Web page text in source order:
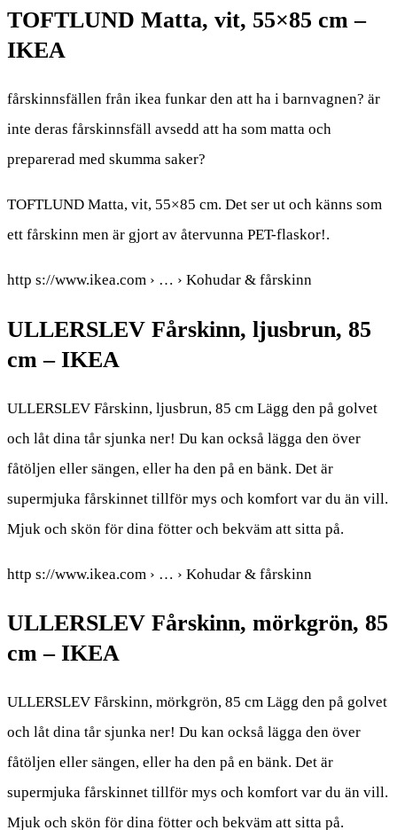
TOFTLUND Matta, vit, 55×85 cm –
IKEA
fårskinnsfällen från ikea funkar den att ha i barnvagnen? är
inte deras fårskinnsfäll avsedd att ha som matta och
preparerad med skumma saker?
TOFTLUND Matta, vit, 55×85 cm. Det ser ut och känns som
ett fårskinn men är gjort av återvunna PET-flaskor!.
http s://www.ikea.com › … › Kohudar & fårskinn
ULLERSLEV Fårskinn, ljusbrun, 85
cm – IKEA
ULLERSLEV Fårskinn, ljusbrun, 85 cm Lägg den på golvet
och låt dina tår sjunka ner! Du kan också lägga den över
fåtöljen eller sängen, eller ha den på en bänk. Det är
supermjuka fårskinnet tillför mys och komfort var du än vill.
Mjuk och skön för dina fötter och bekväm att sitta på.
http s://www.ikea.com › … › Kohudar & fårskinn
ULLERSLEV Fårskinn, mörkgrön, 85
cm – IKEA
ULLERSLEV Fårskinn, mörkgrön, 85 cm Lägg den på golvet
och låt dina tår sjunka ner! Du kan också lägga den över
fåtöljen eller sängen, eller ha den på en bänk. Det är
supermjuka fårskinnet tillför mys och komfort var du än vill.
Mjuk och skön för dina fötter och bekväm att sitta på.